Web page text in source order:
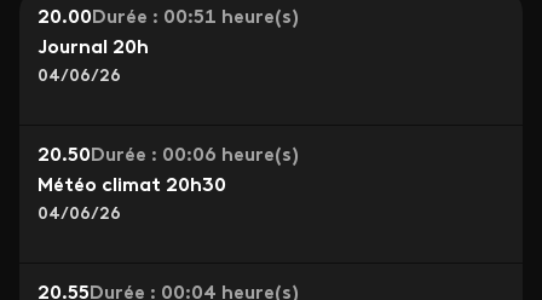
20.00 Durée : 00:51 heure(s)
Journal 20h
04/06/26
20.50 Durée : 00:06 heure(s)
Météo climat 20h30
04/06/26
20.55 Durée : 00:04 heure(s)